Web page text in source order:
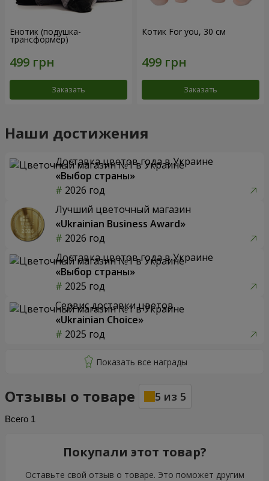
Енотик (подушка-
трансформер)
Заказать
Котик For you, 30 см
Заказать
Наши достижения
Доставка цветов года в Украине
«Выбор страны»
2026 год
Лучший цветочный магазин
«Ukrainian Business Award»
2026 год
Доставка цветов года в Украине
«Выбор страны»
2025 год
Сервис доставки цветов
«Ukrainian Choice»
2025 год
Отзывы о товаре 5 из 5
Всего 1
Покупали этот товар?
Оставьте свой отзыв о товаре. Это поможет другим